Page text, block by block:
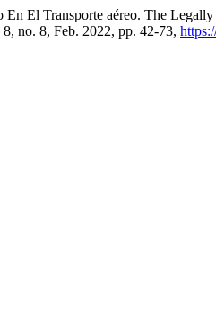
En El Transporte aéreo. The
no. 8, Feb. 2022, pp. 42-73,